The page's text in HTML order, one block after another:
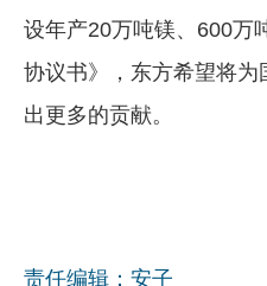
设年产20万吨镁、600万
协议书》，东方希望将
出更多的贡献。
责任编辑：安子